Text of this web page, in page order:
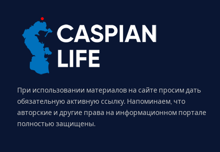
При использовании материалов на сайте просим дать
обязательную активную ссылку. Напоминаем, что
авторские и другие права на информационном портале
полностью защищены.